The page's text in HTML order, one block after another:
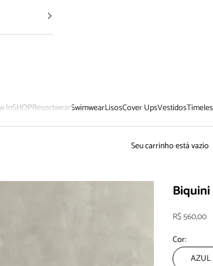
InSHOPResortwearSwimwearLisosCover UpsVestidos
Seu carrinho está vazio
Preço
R$ 560,00
Cor:
AZUL